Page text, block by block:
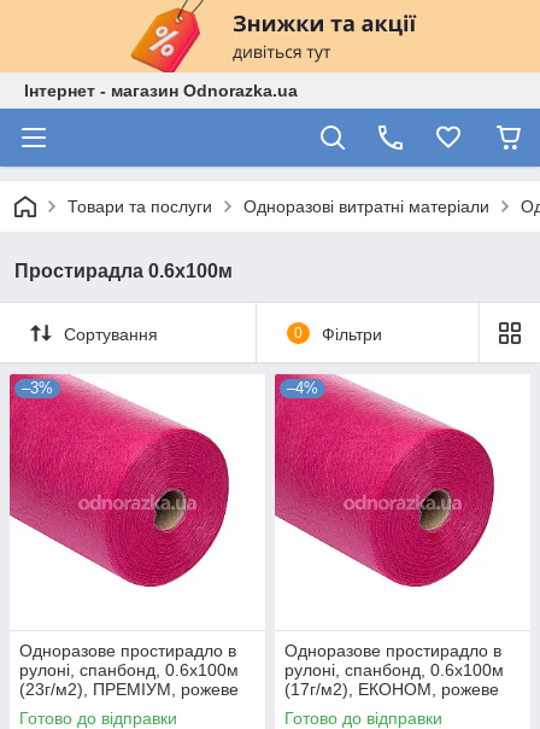
Інтернет - магазин Odnorazka.ua
Товари та послуги Одноразові витратні матеріали
Простирадла 0.6х100м
Сортування 0 Фільтри
–3%
Одноразове простирадло в
рулоні, спанбонд, 0.6х100м
(23г/м2), ПРЕМІУМ, рожеве
Готово до відправки
–4%
Одноразове простирадло в
рулоні, спанбонд, 0.6х100м
(17г/м2), ЕКОНОМ, рожеве
Готово до відправки